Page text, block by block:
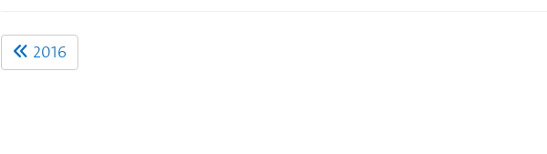
2016